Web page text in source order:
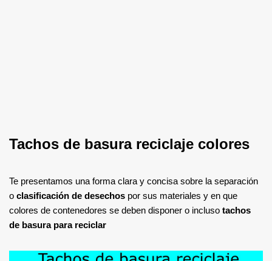
Tachos de basura reciclaje colores
Te presentamos una forma clara y concisa sobre la separación
o clasificación de desechos por sus materiales y en que
colores de contenedores se deben disponer o incluso tachos
de basura para reciclar